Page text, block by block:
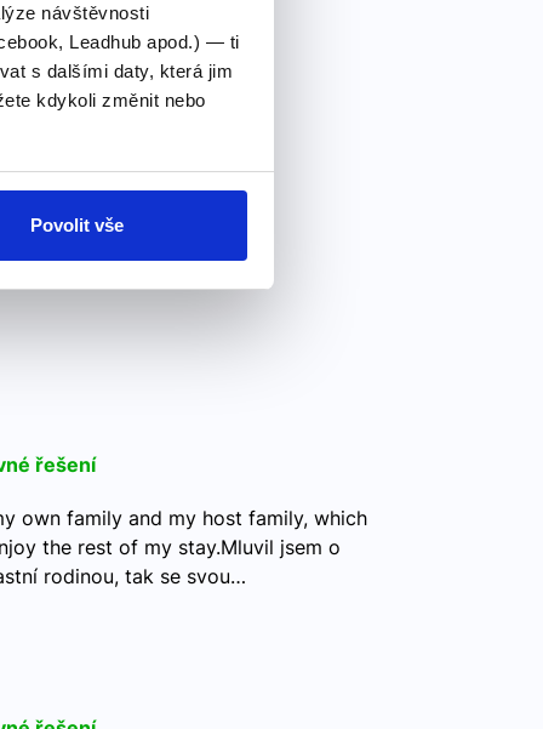
návštěvnosti
Leadhub apod.) — ti
s dalšími daty, která jim
kdykoli změnit nebo
Povolit vše
řešení
own family and my host family, which
the rest of my stay.Mluvil jsem o
rodinou, tak se svou…